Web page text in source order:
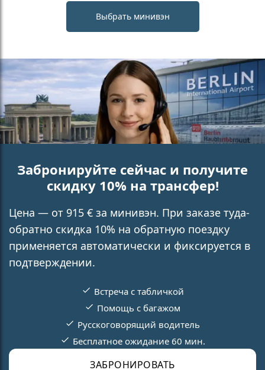
Выбрать минивэн
Забронируйте сейчас и получите
скидку 10% на трансфер!
Цена — от 915 € за минивэн. При заказе туда-
обратно скидка 10% на обратную поездку
применяется автоматически и фиксируется в
подтверждении.
ЗАБРОНИРОВАТЬ
Встреча с табличкой
Помощь с багажом
Русскоговорящий водитель
Бесплатное ожидание 60 мин.